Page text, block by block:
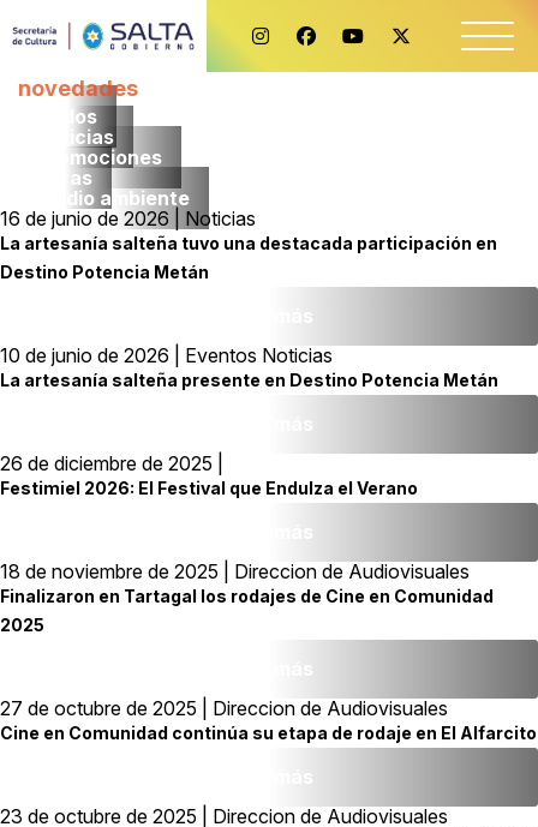
novedades
Todos
noticias
promociones
obras
medio ambiente
16 de junio de 2026 | Noticias
La artesanía salteña tuvo una destacada participación en
Destino Potencia Metán
10 de junio de 2026 | Eventos Noticias
La artesanía salteña presente en Destino Potencia Metán
26 de diciembre de 2025 |
Festimiel 2026: El Festival que Endulza el Verano
18 de noviembre de 2025 | Direccion de Audiovisuales
Finalizaron en Tartagal los rodajes de Cine en Comunidad
2025
27 de octubre de 2025 | Direccion de Audiovisuales
Cine en Comunidad continúa su etapa de rodaje en El Alfarcito
23 de octubre de 2025 | Direccion de Audiovisuales